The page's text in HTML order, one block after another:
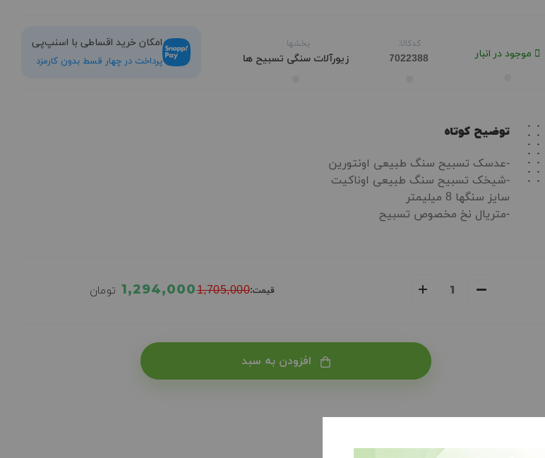
موجود در انبار
کدکالا: بخشها :
زیورآلات سنگی تسبیح ها
امکان خرید اقساطی با اسنپ‌پی
پرداخت در چهار قسط بدون کارمزد
توضیح کوتاه
-عدسک تسبیح سنگ طبیعی اونتورین
-شیخک تسبیح سنگ طبیعی اوناکیت
سایز سنگها 8 میلیمتر
-متریال نخ مخصوص تسبیح
قیمت:1,705,000
1,294,000 تومان
افزودن به سبد